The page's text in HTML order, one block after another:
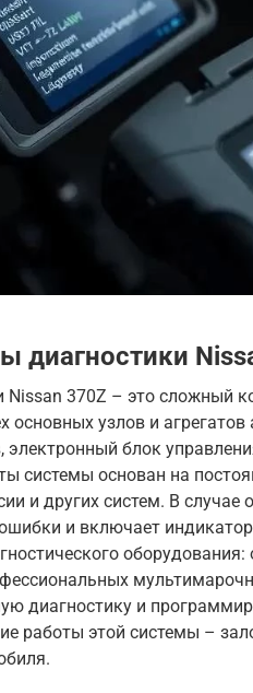
диагностики
Nissan 370Z – это сложный
основных узлов и
блок
системы основан на
и других систем. В
и включает
диагностику и
работы этой системы –